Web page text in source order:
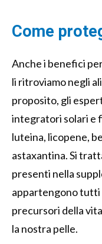
Come
Anche i benefici
li ritroviamo negli
proposito, gli
integratori solari e
luteina, licopene,
astaxantina. Si
presenti nella
appartengono tutti
precursori della
la nostra pelle.